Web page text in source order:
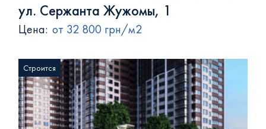
ул. Сержанта Жужомы, 1
Цена: от 32 800 грн/м2
Строится